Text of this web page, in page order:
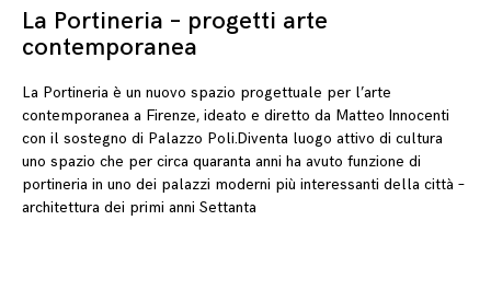
La Portineria – progetti arte
contemporanea
La Portineria è un nuovo spazio progettuale per l’arte
contemporanea a Firenze, ideato e diretto da Matteo Innocenti
con il sostegno di Palazzo Poli.Diventa luogo attivo di cultura
uno spazio che per circa quaranta anni ha avuto funzione di
portineria in uno dei palazzi moderni più interessanti della città –
architettura dei primi anni Settanta